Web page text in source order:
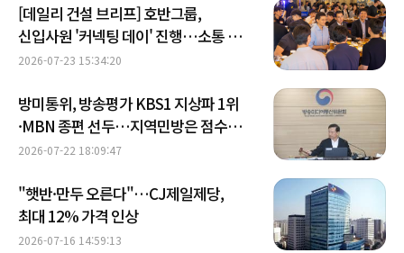
[데일리 건설 브리프] 호반그룹,
신입사원 '커넥팅 데이' 진행…소통 경영
강화 外
2026-07-23 15:34:20
방미통위, 방송평가 KBS1 지상파 1위
·MBN 종편 선두…지역민방은 점수
하락
2026-07-22 18:09:47
"햇반·만두 오른다"…CJ제일제당,
최대 12% 가격 인상
2026-07-16 14:59:13